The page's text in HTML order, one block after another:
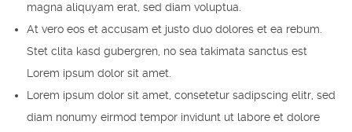
magna aliquyam erat, sed diam voluptua.
At vero eos et accusam et justo duo dolores et ea rebum.
Stet clita kasd gubergren, no sea takimata sanctus est
Lorem ipsum dolor sit amet.
Lorem ipsum dolor sit amet, consetetur sadipscing elitr, sed
diam nonumy eirmod tempor invidunt ut labore et dolore